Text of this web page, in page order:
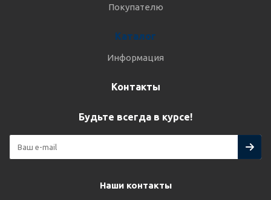
Покупателю
Каталог
Информация
Контакты
Будьте всегда в курсе!
Наши контакты